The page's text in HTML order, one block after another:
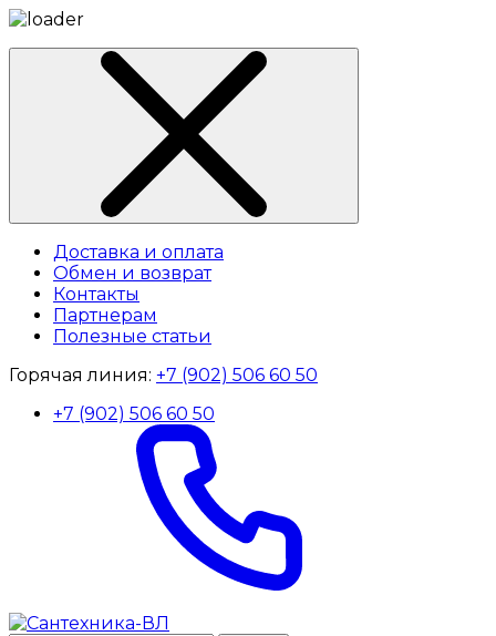
Доставка и оплата
Обмен и возврат
Контакты
Партнерам
Полезные статьи
Горячая линия: +7 (902) 506 60 50
+7 (902) 506 60 50